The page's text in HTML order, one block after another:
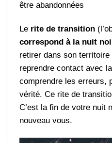
être abandonnées
Le rite de transition
correspond à la nuit
retirer dans son
reprendre contact avec
comprendre les erreurs,
vérité. Ce rite de
C’est la fin de votre nuit
nouveau vous.